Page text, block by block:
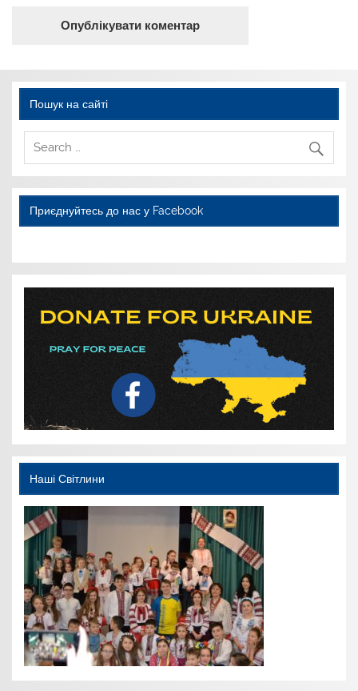
Пошук на сайті
Приєднуйтесь до нас у Facebook
Наші Світлини